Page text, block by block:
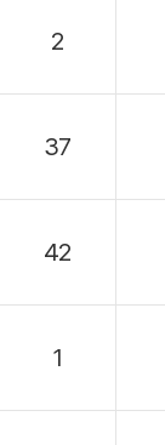
2
37
42
1